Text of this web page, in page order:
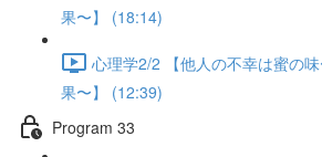
果〜】 (18:14)
心理学2/2 【他人の不幸は蜜の
果〜】 (12:39)
Program 33